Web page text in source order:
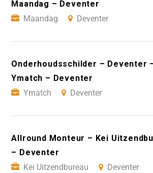
Maandag – Deventer
Maandag
Deventer
Onderhoudsschilder – Deventer
Ymatch – Deventer
Ymatch
Deventer
Allround Monteur – Kei
– Deventer
Kei Uitzendbureau
Deventer